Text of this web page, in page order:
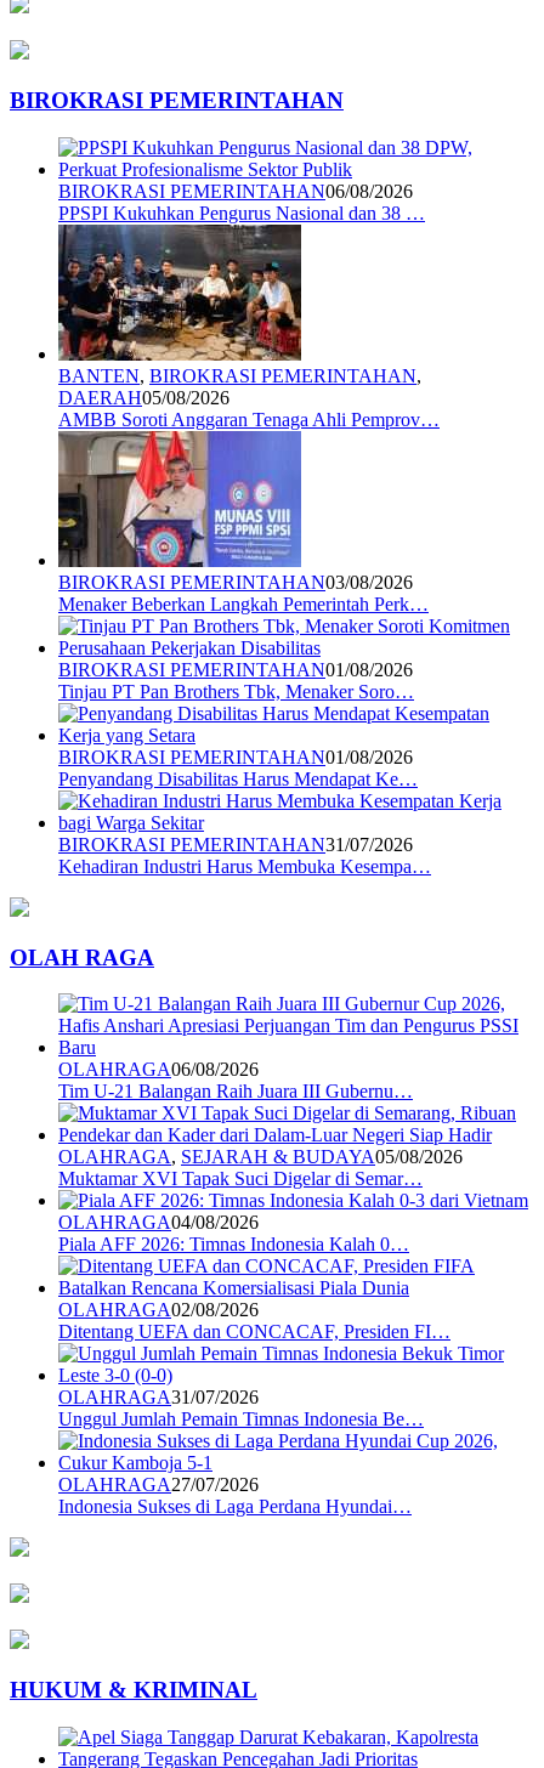
BIROKRASI PEMERINTAHAN
BIROKRASI PEMERINTAHAN06/08/2026
PPSPI Kukuhkan Pengurus Nasional dan 38 …
BANTEN, BIROKRASI PEMERINTAHAN,
DAERAH05/08/2026
AMBB Soroti Anggaran Tenaga Ahli Pemprov…
BIROKRASI PEMERINTAHAN03/08/2026
Menaker Beberkan Langkah Pemerintah Perk…
BIROKRASI PEMERINTAHAN01/08/2026
Tinjau PT Pan Brothers Tbk, Menaker Soro…
BIROKRASI PEMERINTAHAN01/08/2026
Penyandang Disabilitas Harus Mendapat Ke…
BIROKRASI PEMERINTAHAN31/07/2026
Kehadiran Industri Harus Membuka Kesempa…
OLAH RAGA
OLAHRAGA06/08/2026
Tim U-21 Balangan Raih Juara III Gubernu…
OLAHRAGA, SEJARAH & BUDAYA05/08/2026
Muktamar XVI Tapak Suci Digelar di Semar…
OLAHRAGA04/08/2026
Piala AFF 2026: Timnas Indonesia Kalah 0…
OLAHRAGA02/08/2026
Ditentang UEFA dan CONCACAF, Presiden FI…
OLAHRAGA31/07/2026
Unggul Jumlah Pemain Timnas Indonesia Be…
OLAHRAGA27/07/2026
Indonesia Sukses di Laga Perdana Hyundai…
HUKUM & KRIMINAL